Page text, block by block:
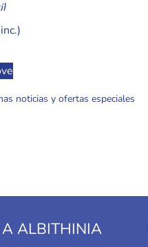
noticias y ofertas especiales
ALBITHINIA